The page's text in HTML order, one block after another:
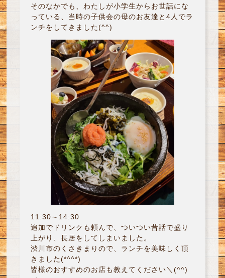
そのなかでも、わたしが小学生からお世話にな
っている、当時の子供会の母のお友達と4人でラ
ンチをしてきました(^^)
11:30～14:30
追加でドリンクも頼んで、ついつい昔話で盛り
上がり、長居をしてしまいました。
渋川市のくさきまりので、ランチを美味しく頂
きました(*^^*)
皆様のおすすめのお店も教えてください＼(^^)